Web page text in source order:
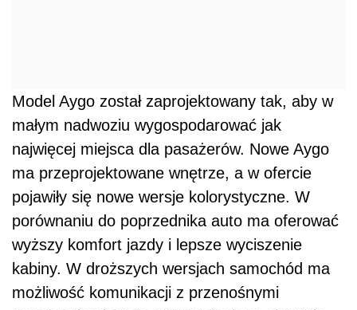
Model Aygo został zaprojektowany tak, aby w
małym nadwoziu wygospodarować jak
najwięcej miejsca dla pasażerów. Nowe Aygo
ma przeprojektowane wnętrze, a w ofercie
pojawiły się nowe wersje kolorystyczne. W
porównaniu do poprzednika auto ma oferować
wyższy komfort jazdy i lepsze wyciszenie
kabiny. W droższych wersjach samochód ma
możliwość komunikacji z przenośnymi